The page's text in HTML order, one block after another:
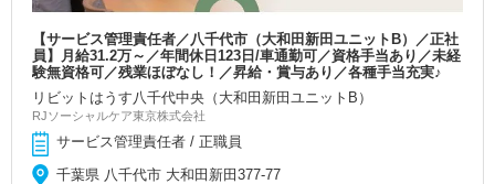
【サービス管理責任者／八千代市（大和田新田ユニットB）／正社
員】月給31.2万～／年間休日123日/車通勤可／資格手当あり／未経
験無資格可／残業ほぼなし！／昇給・賞与あり／各種手当充実♪
リビットはうす八千代中央（大和田新田ユニットB）
RJソーシャルケア東京株式会社
サービス管理責任者 / 正職員
千葉県 八千代市 大和田新田377-77